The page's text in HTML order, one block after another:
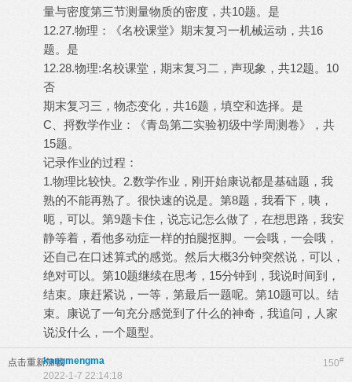
量与密度第三节测量物质的密度，共10题。是
12.27.物理：《名校课堂》期末复习一机械运动，共16
题。是
12.28.物理:名校课堂，期末复习二，声现象，共12题。10
否
期末复习三，物态变化，共16题，填空和选择。是
C、捋数学作业：《青岛第二实验初级中学周测卷》，共
15题。
记录作业的过程：
1.物理比较快。2.数学作业，刚开始康说都是基础题，我
熟的不能再熟了。很快速的说是。第8题，我看下，咦，
呃，可以。第9题卡住，说忘记怎么做了，在想思路，我安
静等着，看他多动症一样的拍腿抠脚。一会哦，一会哦，
还自己在口述算式的感觉。然后大概3分钟突然说，可以，
绝对可以。第10题继续在思考，15分钟到，我说时间到，
结束。康赶紧说，一等，第最后一题呢。第10题可以。结
束。康说了一句充分感觉到了什么的神奇，我追问，人家
说没什么，一个题型。
点击重新加载 150#
kangmengma
2022-1-7 22:14:18